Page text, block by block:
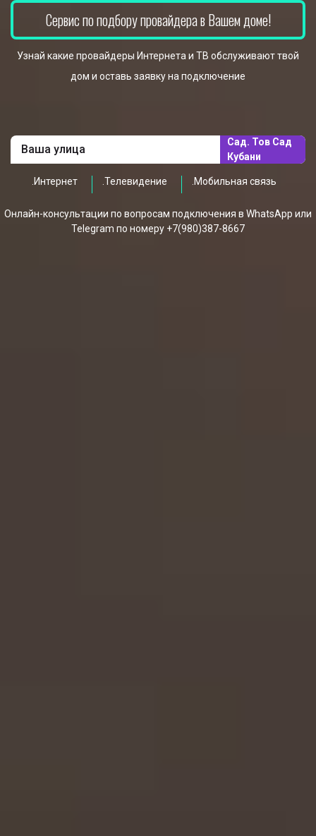
Сервис по подбору провайдера в Вашем доме!
Узнай какие провайдеры Интернета и ТВ обслуживают твой
дом и оставь заявку на подключение
Сад. Тов Сад
Кубани
.Интернет .Телевидение .Мобильная связь
Онлайн-консультации по вопросам подключения в WhatsApp или
Telegram по номеру +7(980)387-8667